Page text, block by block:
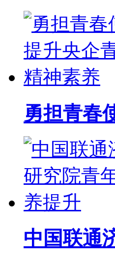
勇担青春
中国联通